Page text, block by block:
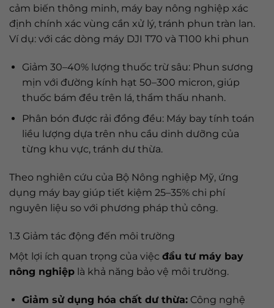
cảm biến thông minh, máy bay nông nghiệp xác
định chính xác vùng cần xử lý, tránh phun tràn lan.
Ví dụ: với các dòng máy DJI T70 và T100 khi phun
Giảm 30–40% lượng thuốc trừ sâu: Phun sương
mịn với đường kính hạt 50–300 micron, giúp
thuốc bám đều trên lá, thẩm thấu nhanh.
Phân bón được rải đồng đều: Máy bay tính toán
liều lượng dựa trên nhu cầu dinh dưỡng của
từng khu vực, tránh dư thừa.
Theo nghiên cứu của Bộ Nông nghiệp Mỹ, ứng
dụng máy bay giúp tiết kiệm 25–35% chi phí
nguyên liệu so với phương pháp thủ công.
1.3 Giảm tác động đến môi trường
Một lợi ích quan trọng của việc đầu tư máy bay
nông nghiệp là khả năng bảo vệ môi trường.
Giảm sử dụng hóa chất dư thừa:Công nghệ